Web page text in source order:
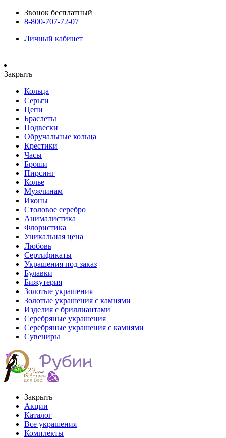
Звонок бесплатный
8-800-707-72-07
Личный кабинет
Закрыть
Кольца
Серьги
Цепи
Браслеты
Подвески
Обручальные кольца
Крестики
Часы
Броши
Пирсинг
Колье
Мужчинам
Иконы
Столовое серебро
Анималистика
Флористика
Уникальная цена
Любовь
Сертификаты
Украшения под заказ
Булавки
Бижутерия
Золотые украшения
Золотые украшения с камнями
Изделия с бриллиантами
Серебряные украшения
Серебряные украшения с камнями
Сувениры
Закрыть
Акции
Каталог
Все украшения
Комплекты